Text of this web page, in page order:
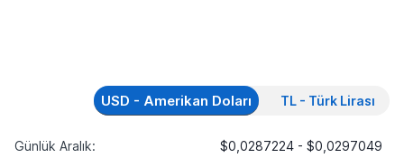
USD - Amerikan Doları TL - Türk Lirası
Günlük Aralık: $0,0287224 - $0,0297049